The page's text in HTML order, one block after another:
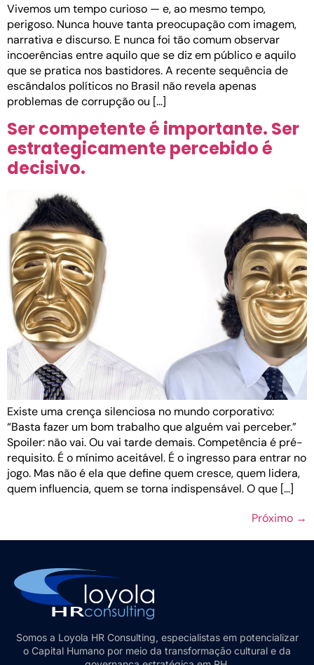
Vivemos um tempo curioso — e, ao mesmo tempo,
perigoso. Nunca houve tanta preocupação com imagem,
narrativa e discurso. E nunca foi tão comum observar
incoerências entre aquilo que se diz em público e aquilo
que se pratica nos bastidores. A recente sequência de
escândalos políticos no Brasil não revela apenas
problemas de corrupção ou […]
Ser competente é importante. Ser
estrategicamente percebido é
decisivo.
Existe uma crença silenciosa no mundo corporativo:
“Basta fazer um bom trabalho que alguém vai perceber.”
Spoiler: não vai. Ou vai tarde demais. Competência é pré-
requisito. É o mínimo aceitável. É o ingresso para entrar no
jogo. Mas não é ela que define quem cresce, quem lidera,
quem influencia, quem se torna indispensável. O que […]
Próximo →
Somos a Loyola HR Consulting, especialistas em potencializar
o Capital Humano por meio da transformação cultural e da